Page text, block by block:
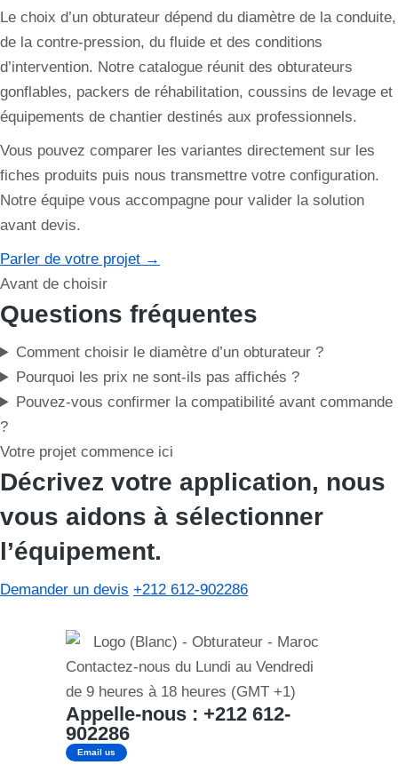
Le choix d’un obturateur dépend du diamètre de la conduite,
de la contre-pression, du fluide et des conditions
d’intervention. Notre catalogue réunit des obturateurs
gonflables, packers de réhabilitation, coussins de levage et
équipements de chantier destinés aux professionnels.
Vous pouvez comparer les variantes directement sur les
fiches produits puis nous transmettre votre configuration.
Notre équipe vous accompagne pour valider la solution
avant devis.
Parler de votre projet →
Avant de choisir
Questions fréquentes
Comment choisir le diamètre d’un obturateur ?
Pourquoi les prix ne sont-ils pas affichés ?
Pouvez-vous confirmer la compatibilité avant commande
?
Votre projet commence ici
Décrivez votre application, nous
vous aidons à sélectionner
l’équipement.
Demander un devis +212 612-902286
Contactez-nous du Lundi au Vendredi
de 9 heures à 18 heures (GMT +1)
Appelle-nous : +212 612-
902286
Email us